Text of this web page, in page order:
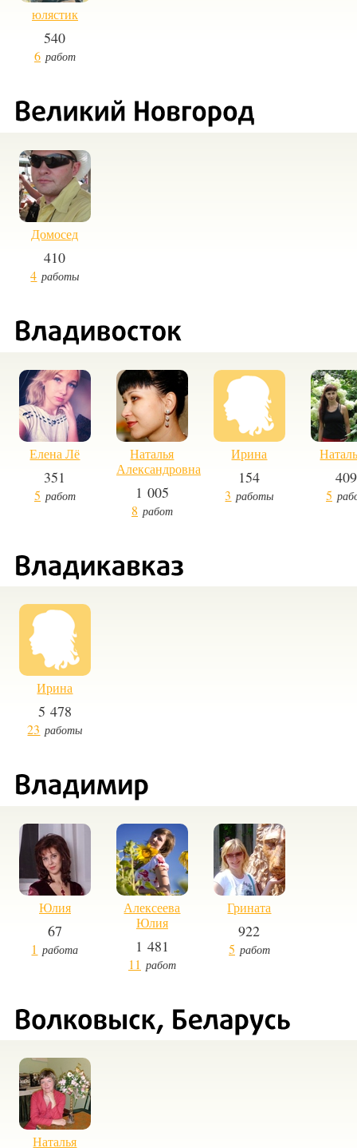
юлястик
540
6 работ
Домосед
410
4 работы
Елена Лё
351
5 работ
Наталья
Александровна
1 005
8 работ
Ирина
154
3 работы
409
5
Ирина
5 478
23 работы
Юлия
67
1 работа
Алексеева
Юлия
1 481
11 работ
Грината
922
5 работ
Наталья